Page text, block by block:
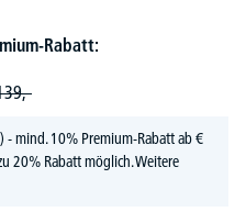
Rabatt:
- mind. 10% Premium-Rabatt ab €
20% Rabatt möglich.Weitere